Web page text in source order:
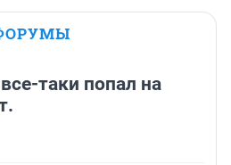
таки попал на